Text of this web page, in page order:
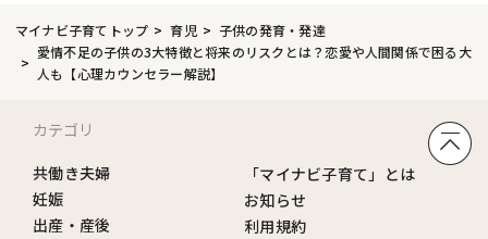
マイナビ子育てトップ 育児
子供の発育・発達
愛情不足の子供の3大特徴と将来のリスクとは？恋愛や人間関係で困る大
人も【心理カウンセラー解説】
カテゴリ
共働き夫婦
妊娠
出産・産後
「マイナビ子育て」とは
お知らせ
利用規約